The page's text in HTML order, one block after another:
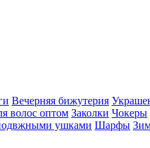
Вечерняя бижутерия
волос оптом Заколки Чокеры
ушками Шарфы